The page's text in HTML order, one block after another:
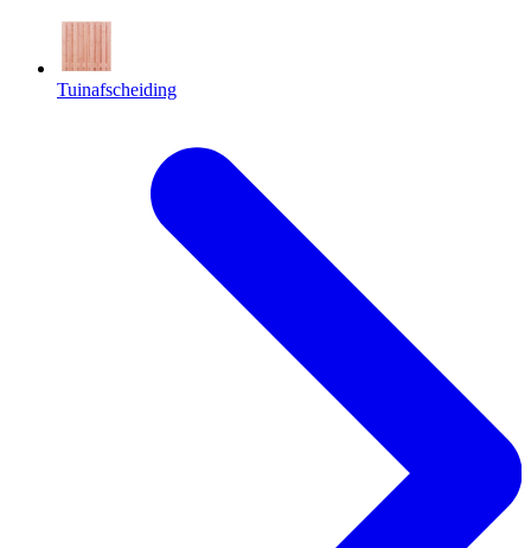
Tuinafscheiding